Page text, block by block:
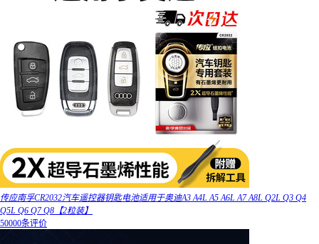
传应南孚CR2032汽车遥控器钥匙电池适用于奥迪A3 A4L A5 A6L A7 A8L Q2L Q3 Q4
Q5L Q6 Q7 Q8【2粒装】
50000条评价